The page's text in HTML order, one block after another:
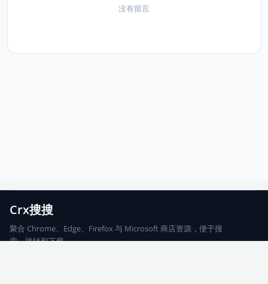
没有留言
Crx搜搜
聚合 Chrome、Edge、Firefox 与 Microsoft 商店资源，便于搜
索、跳转和下载。